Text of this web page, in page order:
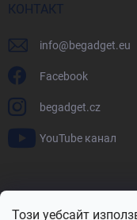
Този уебсайт
КОНТАКТ
info@begadget.eu
Facebook
begadget.cz
YouTube канал